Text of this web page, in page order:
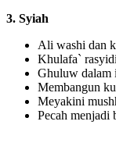
3. Syiah
Ali washi dan
Khulafa`
Ghuluw dalam
Membangun
Meyakini
Pecah